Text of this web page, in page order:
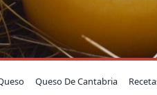
Queso De Cantabria